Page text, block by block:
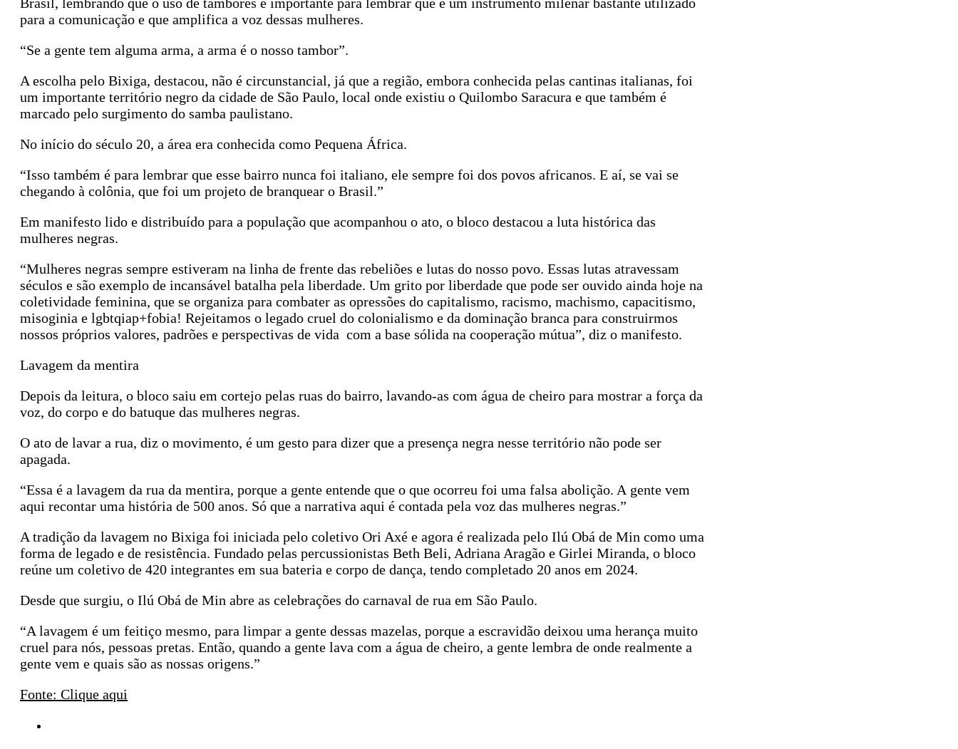
para a comunicação e que amplifica a voz dessas mulheres.
“Se a gente tem alguma arma, a arma é o nosso tambor”.
A escolha pelo Bixiga, destacou, não é circunstancial, já que a região, embora conhecida pelas cantinas italianas, foi
um importante território negro da cidade de São Paulo, local onde existiu o Quilombo Saracura e que também é
marcado pelo surgimento do samba paulistano.
No início do século 20, a área era conhecida como Pequena África.
“Isso também é para lembrar que esse bairro nunca foi italiano, ele sempre foi dos povos africanos. E aí, se vai se
chegando à colônia, que foi um projeto de branquear o Brasil.”
Em manifesto lido e distribuído para a população que acompanhou o ato, o bloco destacou a luta histórica das
mulheres negras.
“Mulheres negras sempre estiveram na linha de frente das rebeliões e lutas do nosso povo. Essas lutas atravessam
séculos e são exemplo de incansável batalha pela liberdade. Um grito por liberdade que pode ser ouvido ainda hoje na
coletividade feminina, que se organiza para combater as opressões do capitalismo, racismo, machismo, capacitismo,
misoginia e lgbtqiap+fobia! Rejeitamos o legado cruel do colonialismo e da dominação branca para construirmos
nossos próprios valores, padrões e perspectivas de vida com a base sólida na cooperação mútua”, diz o manifesto.
Lavagem da mentira
Depois da leitura, o bloco saiu em cortejo pelas ruas do bairro, lavando-as com água de cheiro para mostrar a força da
voz, do corpo e do batuque das mulheres negras.
O ato de lavar a rua, diz o movimento, é um gesto para dizer que a presença negra nesse território não pode ser
apagada.
“Essa é a lavagem da rua da mentira, porque a gente entende que o que ocorreu foi uma falsa abolição. A gente vem
aqui recontar uma história de 500 anos. Só que a narrativa aqui é contada pela voz das mulheres negras.”
A tradição da lavagem no Bixiga foi iniciada pelo coletivo Ori Axé e agora é realizada pelo Ilú Obá de Min como uma
forma de legado e de resistência. Fundado pelas percussionistas Beth Beli, Adriana Aragão e Girlei Miranda, o bloco
reúne um coletivo de 420 integrantes em sua bateria e corpo de dança, tendo completado 20 anos em 2024.
Desde que surgiu, o Ilú Obá de Min abre as celebrações do carnaval de rua em São Paulo.
“A lavagem é um feitiço mesmo, para limpar a gente dessas mazelas, porque a escravidão deixou uma herança muito
cruel para nós, pessoas pretas. Então, quando a gente lava com a água de cheiro, a gente lembra de onde realmente a
gente vem e quais são as nossas origens.”
Fonte: Clique aqui